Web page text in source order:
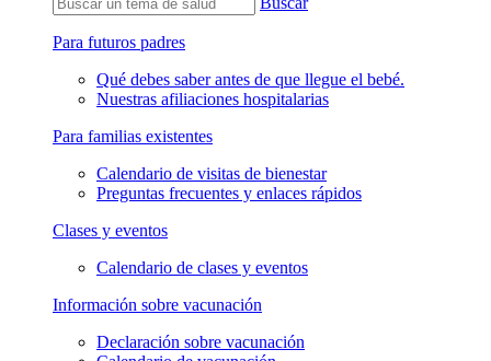
Para futuros padres
Qué debes saber antes de que llegue el bebé.
Nuestras afiliaciones hospitalarias
Para familias existentes
Calendario de visitas de bienestar
Preguntas frecuentes y enlaces rápidos
Clases y eventos
Calendario de clases y eventos
Información sobre vacunación
Declaración sobre vacunación